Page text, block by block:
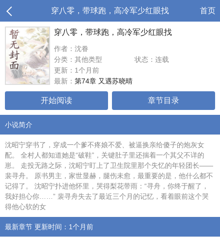
穿八零，带球跑，高冷军少红眼找 首页
穿八零，带球跑，高冷军少红眼找
作者：沈眷
分类：其他类型
状态：连载
更新：1个月前
最新： 第74章 又遇苏晓晴
开始阅读 章节目录
小说简介
沈昭宁穿书了，穿成一个爹不疼娘不爱、被逼换亲给傻子的炮灰女
配。 全村人都知道她是“破鞋”，关键肚子里还揣着一个其父不详的
崽。 走投无路之际，沈昭宁盯上了卫生院里那个失忆的年轻团长——
裴寻舟。 原书男主，家世显赫，腿伤未愈，最重要的是，他什么都不
记得了。 沈昭宁扑进他怀里，哭得梨花带雨：“寻舟，你终于醒了，
我好担心你……” 裴寻舟失去了最近三个月的记忆，看着眼前这个哭
得他心软的女
最新章节 更新时间：1个月前